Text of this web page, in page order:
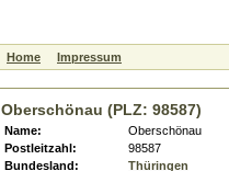
Home Impressum
Oberschönau (PLZ: 98587)
Name:
Oberschönau
Postleitzahl:
98587
Bundesland:
Thüringen